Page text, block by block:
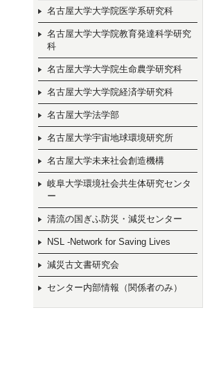
名古屋大学大学院医学系研究科
名古屋大学大学院教育発達科学研究
科
名古屋大学大学院生命農学研究科
名古屋大学大学院経済学研究科
名古屋大学法学部
名古屋大学宇宙地球環境研究所
名古屋大学未来社会創造機構
岐阜大学環境社会共生体研究センタ
ー
清流の国ぎふ防災・減災センター
NSL -Network for Saving Lives
減災古文書研究会
センター内部情報（関係者のみ）